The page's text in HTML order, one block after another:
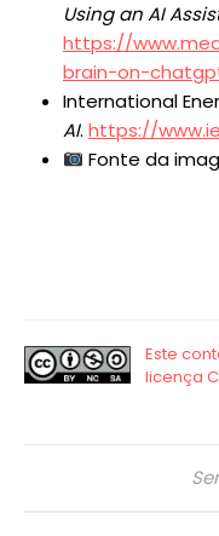
Using an AI
https://
brain-on-
International
AI. https://
Fonte da